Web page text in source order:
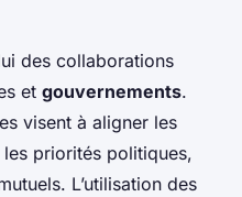
des collaborations
et gouvernements.
visent à aligner les
priorités politiques,
L’utilisation des